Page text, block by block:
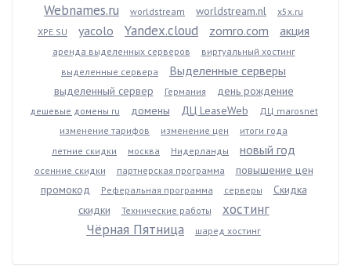
Webnames.ru worldstream worldstream.nl
x5x.ru
XPE.SU
yacolo Yandex.cloud zomro.com акция
аренда выделенных серверов
виртуальный хостинг
выделенные сервера
Выделенные серверы
выделенный сервер Германия день рождение
дешевые домены ru домены ДЦ LeaseWeb
ДЦ marosnet
изменение тарифов
изменение цен
итоги года
летние скидки
москва Нидерланды новый год
осенние скидки партнерская программа
повышение цен
промокод
Реферальная программа серверы
Скидка
скидки
Технические работы
хостинг
Чёрная Пятница
шаред хостинг